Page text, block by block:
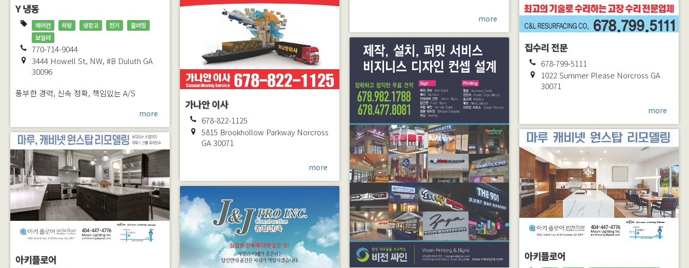
Y 냉동
에어컨 히팅 냉장고 전기
플러밍
보일러
770-714-9044
3444 Howell St, NW, #B Duluth GA
30096
풍부한 경력, 신속 정확, 책임있는 A/S
more
아키플로어
가나안 이사
678-822-1125
5815 Brookhollow Parkway Norcross
GA30071
more
more
집수리 전문
678-799-5111
1022 Summer Please Norcross GA
30071
more
아키플로어